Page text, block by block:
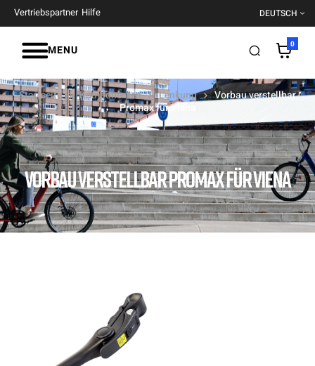
Vertriebspartner Hilfe DEUTSCH
MENU 0
VORBAU VERSTELLBAR PROMAX FÜR VIENA
Startseite Komponenten Lenkung
Vorbau verstellbar
Promax für Viena